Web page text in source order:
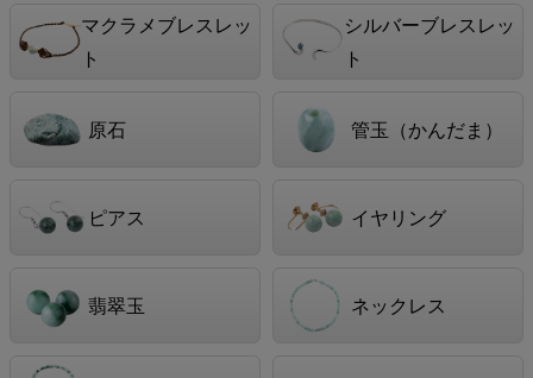
マクラメブレスレッ
ト
シルバーブレスレッ
ト
原石 管玉（かんだま）
ピアス イヤリング
翡翠玉 ネックレス